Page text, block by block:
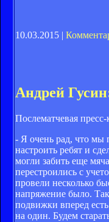
10.03.2015 |
Андрей
Послематчевая
- Я очень рад, что мы
настроить ребят и
могли забить еще
перестроились с
провели несколько
напряжение было.
подвижки вперед
на один. Будем